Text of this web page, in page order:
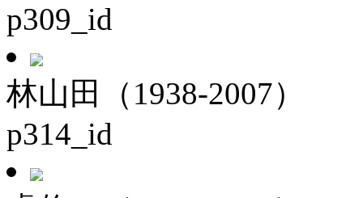
p309_id
林山田（1938-2007）
p314_id